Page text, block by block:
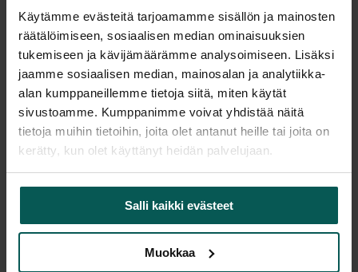
Käytämme evästeitä tarjoamamme sisällön ja mainosten
räätälöimiseen, sosiaalisen median ominaisuuksien
tukemiseen ja kävijämäärämme analysoimiseen. Lisäksi
jaamme sosiaalisen median, mainosalan ja analytiikka-
alan kumppaneillemme tietoja siitä, miten käytät
sivustoamme. Kumppanimme voivat yhdistää näitä
tietoja muihin tietoihin, joita olet antanut heille tai joita on
kerätty, kun olet käyttänyt heidän palvelujaan.
Salli kaikki evästeet
Muokkaa
Tampere: Tuotetta on varastossa 0 kpl (voit tilata myymälään,
veloitamme mahdollisesti siirtomaksun)
Tulosta tuotekortti
Tuotekuvaus
kaasujousella säädettävä pöytä, joka sopii
erinomaisesti neuvotteluun, työskentelyyn tai